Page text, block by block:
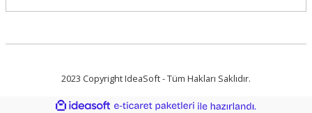
2023 Copyright IdeaSoft - Tüm Hakları Saklıdır.
ideasoft
e-